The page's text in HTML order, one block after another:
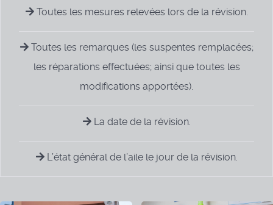
Toutes les mesures relevées lors de la révision.
Toutes les remarques (les suspentes remplacées;
les réparations effectuées; ainsi que toutes les
modifications apportées).
La date de la révision.
L’état général de l’aile le jour de la révision.